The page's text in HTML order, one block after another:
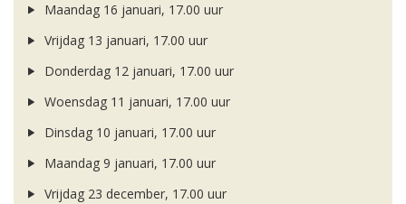
Maandag 16 januari, 17.00 uur
Vrijdag 13 januari, 17.00 uur
Donderdag 12 januari, 17.00 uur
Woensdag 11 januari, 17.00 uur
Dinsdag 10 januari, 17.00 uur
Maandag 9 januari, 17.00 uur
Vrijdag 23 december, 17.00 uur